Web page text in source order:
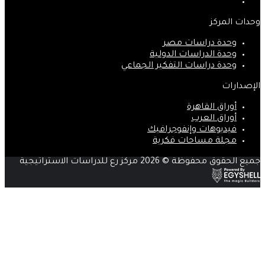
وحدات المركز
وحدة دراسات مصر
وحدة الدراسات الدولية
وحدة دراسات التفكير الجماعي
الإصدارات
أوراق القاهرة
أوراق العرب
فيديوهات وإنفوجرافيك
مجلة مساحات فكرية
جميع الحقوق محفوظة © 2026 مركز رع للدراسات الاستراتيجية